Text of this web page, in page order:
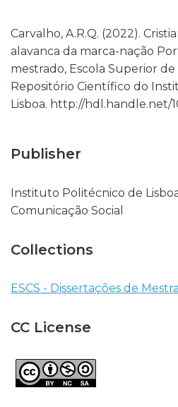
Carvalho, A.R.Q. (2022).
alavanca da marca-nação
mestrado, Escola Superior
Repositório Científico do
Lisboa. http://hdl.handle.net/
Publisher
Instituto Politécnico de
Comunicação Social
Collections
ESCS - Dissertações de
CC License